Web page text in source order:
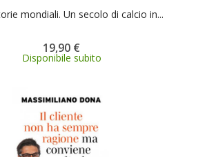
mondiali. Un secolo di calcio in...
19,90 €
Disponibile subito